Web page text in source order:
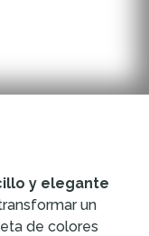
y elegante
un
de colores